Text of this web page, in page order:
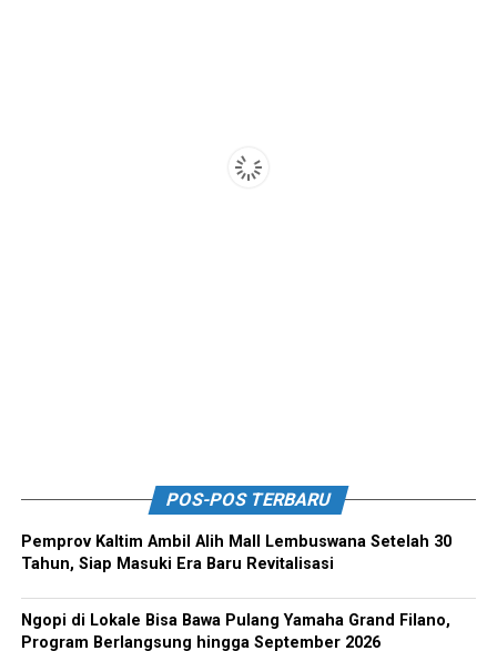
POS-POS TERBARU
Pemprov Kaltim Ambil Alih Mall Lembuswana Setelah 30
Tahun, Siap Masuki Era Baru Revitalisasi
Ngopi di Lokale Bisa Bawa Pulang Yamaha Grand Filano,
Program Berlangsung hingga September 2026